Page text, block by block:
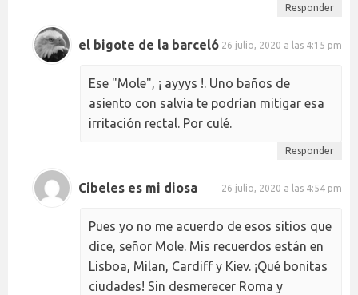
Responder
el bigote de la barceló 26 julio, 2020 a las 4:15 pm
Ese "Mole", ¡ ayyys !. Uno baños de
asiento con salvia te podrían mitigar esa
irritación rectal. Por culé.
Responder
Cibeles es mi diosa 26 julio, 2020 a las 4:54 pm
Pues yo no me acuerdo de esos sitios que
dice, señor Mole. Mis recuerdos están en
Lisboa, Milan, Cardiff y Kiev. ¡Qué bonitas
ciudades! Sin desmerecer Roma y